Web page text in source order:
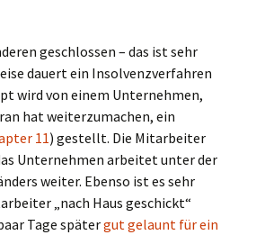
geschlossen – das ist sehr
dauert ein Insolvenzverfahren
wird von einem Unternehmen,
hat weiterzumachen, ein
11) gestellt. Die Mitarbeiter
Unternehmen arbeitet unter der
weiter. Ebenso ist es sehr
„nach Haus geschickt“
Tage spätergut gelaunt für ein